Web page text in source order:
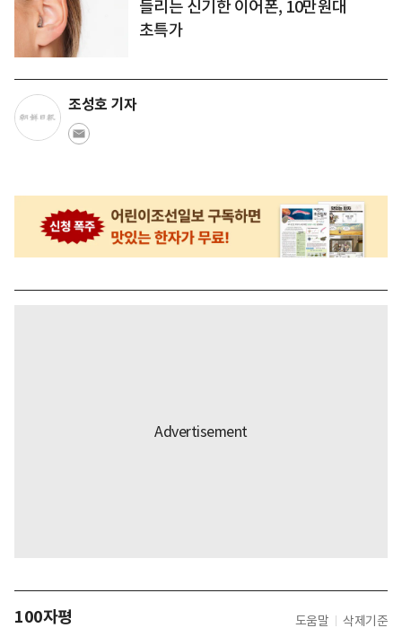
들리는 신기한 이어폰, 10만원대
초특가
조성호 기자
100자평 도움말 삭제기준